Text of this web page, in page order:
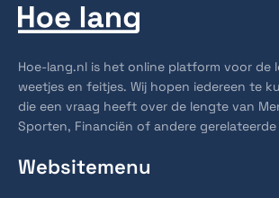
Hoe-lang.nl is het online platform voor de
weetjes en feitjes. Wij hopen iedereen te
die een vraag heeft over de lengte van
Sporten, Financiën of andere
Websitemenu